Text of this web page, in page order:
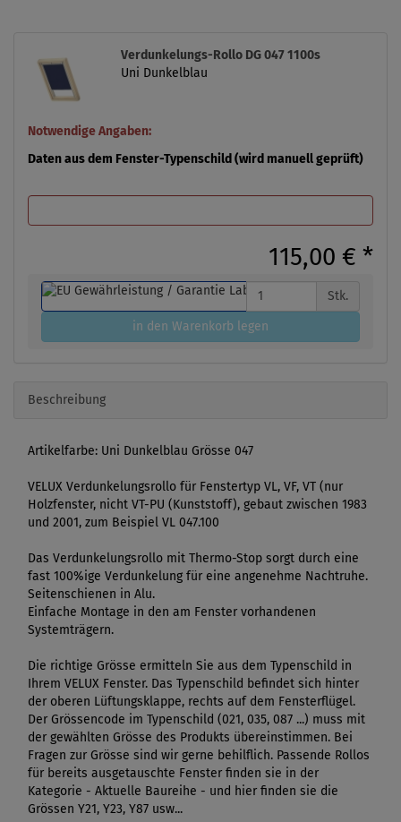
Verdunkelungs-Rollo DG 047 1100s
Uni Dunkelblau
Notwendige Angaben:
Daten aus dem Fenster-Typenschild (wird manuell geprüft)
115,00 € *
Stk.
in den Warenkorb legen
Beschreibung
Artikelfarbe: Uni Dunkelblau Grösse 047
VELUX Verdunkelungsrollo für Fenstertyp VL, VF, VT (nur
Holzfenster, nicht VT-PU (Kunststoff), gebaut zwischen 1983
und 2001, zum Beispiel VL 047.100
Das Verdunkelungsrollo mit Thermo-Stop sorgt durch eine
fast 100%ige Verdunkelung für eine angenehme Nachtruhe.
Seitenschienen in Alu.
Einfache Montage in den am Fenster vorhandenen
Systemträgern.
Die richtige Grösse ermitteln Sie aus dem Typenschild in
Ihrem VELUX Fenster. Das Typenschild befindet sich hinter
der oberen Lüftungsklappe, rechts auf dem Fensterflügel.
Der Grössencode im Typenschild (021, 035, 087 ...) muss mit
der gewählten Grösse des Produkts übereinstimmen. Bei
Fragen zur Grösse sind wir gerne behilflich. Passende Rollos
für bereits ausgetauschte Fenster finden sie in der
Kategorie - Aktuelle Baureihe - und hier finden sie die
Grössen Y21, Y23, Y87 usw...